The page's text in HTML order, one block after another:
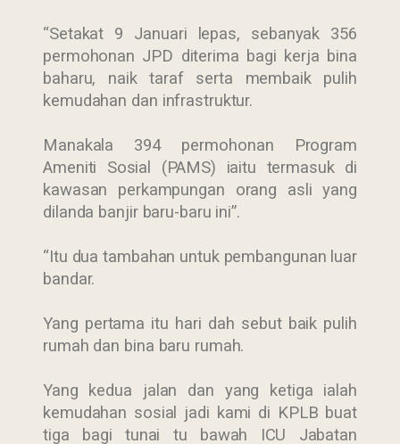
“Setakat 9 Januari lepas, sebanyak 356
permohonan JPD diterima bagi kerja bina
baharu, naik taraf serta membaik pulih
kemudahan dan infrastruktur.
Manakala 394 permohonan Program
Ameniti Sosial (PAMS) iaitu termasuk di
kawasan perkampungan orang asli yang
dilanda banjir baru-baru ini”.
“Itu dua tambahan untuk pembangunan luar
bandar.
Yang pertama itu hari dah sebut baik pulih
rumah dan bina baru rumah.
Yang kedua jalan dan yang ketiga ialah
kemudahan sosial jadi kami di KPLB buat
tiga bagi tunai tu bawah ICU Jabatan